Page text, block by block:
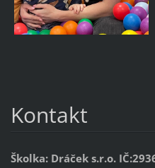
Kontakt
Školka: Dráček s.r.o.